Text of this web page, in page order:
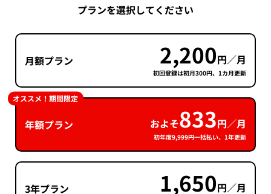
プランを選択してください
月額プラン 2,200円／月
初回登録は初月300円、1カ月更新
年額プラン およそ833円／月
初年度9,999円一括払い、1年更新
オススメ！期間限定
3年プラン 1,650円／月